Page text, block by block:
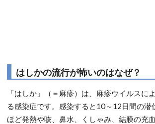
はしかの流行が怖いのはなぜ？
「はしか」（＝麻疹）は、麻疹ウイルスに
る感染症です。感染すると10～12日間の潜
ほど発熱や咳、鼻水、くしゃみ、結膜の充